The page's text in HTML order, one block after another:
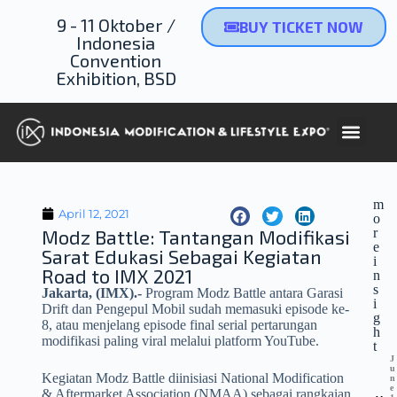
9 - 11 Oktober /
Indonesia
Convention
Exhibition, BSD
BUY TICKET NOW
April 12, 2021
Modz Battle: Tantangan Modifikasi
Sarat Edukasi Sebagai Kegiatan
Road to IMX 2021
Jakarta, (IMX).- Program Modz Battle antara Garasi
Drift dan Pengepul Mobil sudah memasuki episode ke-
8, atau menjelang episode final serial pertarungan
modifikasi paling viral melalui platform YouTube.
Kegiatan Modz Battle diinisiasi National Modification
& Aftermarket Association (NMAA) sebagai rangkaian
m
o
r
e
i
n
s
i
g
h
t
J
u
n
e